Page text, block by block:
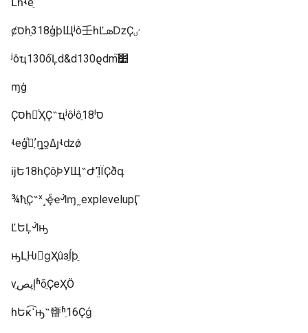
ȼסһֵ318ģϸЩʲô壬һĽܣǲҪٸ
ʲôҵ130ô֮Ļd&d130ϱdm֮׺
ɱġ
Ҫסһ㡪ͬҲҪ˵ҵʲôʲôֵ18ˡס
ʵеģܻ֣ᷢʼղ̫ͻ̫ߡȷʵǳǿ
ĳԵ18һҪô֪ϷУЩ˵ԺܸߣΪҪðգ
¾ħֲҪ˵ˣ˼ҿͨҽᣬɱ˷explevelupӶ
ĽԵĻᣬԣ
ԣԼֵǶٰɡҲûзֵĺϸֵ
νֵڽصļʱõֵҪеҲӦ
һԵĸߵ͡ԣ˵㽫ʱֵ16Ҫǵ